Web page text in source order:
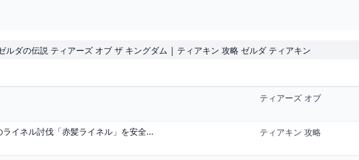
ルダの伝説 ティアーズ オブ ザ キングダム | ティアキン 攻略 ゼルダ ティアキン
ティアーズ オブ
イネル討伐「赤髪ライネル」を安全...
ティアキン 攻略